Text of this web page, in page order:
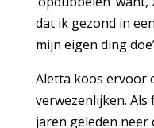
dat ik gezond in
mijn eigen ding
Aletta koos ervoor
verwezenlijken.
jaren geleden neer